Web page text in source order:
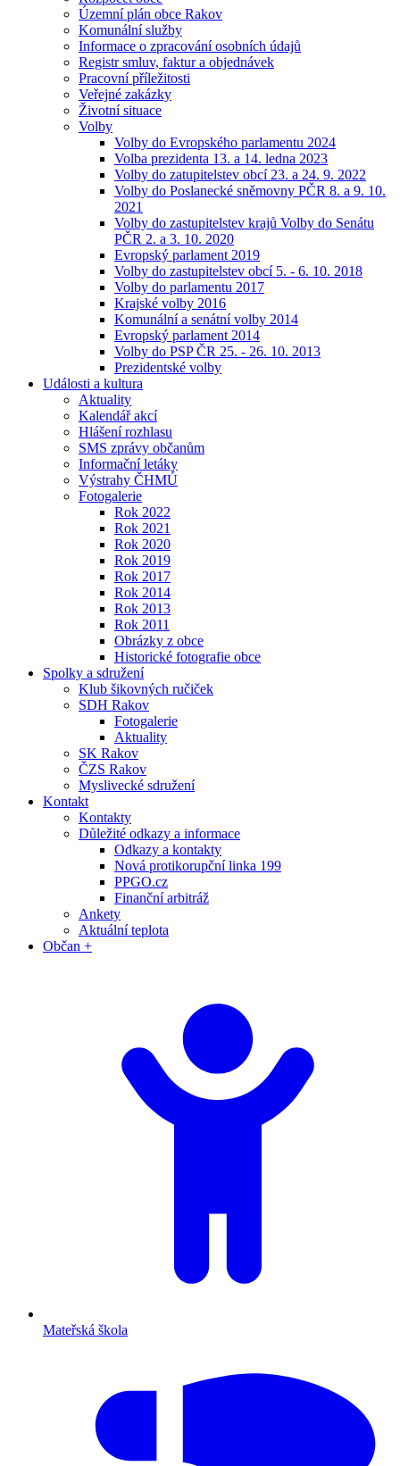
Územní plán obce Rakov
Komunální služby
Informace o zpracování osobních údajů
Registr smluv, faktur a objednávek
Pracovní příležitosti
Veřejné zakázky
Životní situace
Volby
Volby do Evropského parlamentu 2024
Volba prezidenta 13. a 14. ledna 2023
Volby do zatupitelstev obcí 23. a 24. 9. 2022
Volby do Poslanecké sněmovny PČR 8. a 9. 10.
2021
Volby do zastupitelstev krajů Volby do Senátu
PČR 2. a 3. 10. 2020
Evropský parlament 2019
Volby do zastupitelstev obcí 5. - 6. 10. 2018
Volby do parlamentu 2017
Krajské volby 2016
Komunální a senátní volby 2014
Evropský parlament 2014
Volby do PSP ČR 25. - 26. 10. 2013
Prezidentské volby
Události a kultura
Aktuality
Kalendář akcí
Hlášení rozhlasu
SMS zprávy občanům
Informační letáky
Výstrahy ČHMÚ
Fotogalerie
Rok 2022
Rok 2021
Rok 2020
Rok 2019
Rok 2017
Rok 2014
Rok 2013
Rok 2011
Obrázky z obce
Historické fotografie obce
Spolky a sdružení
Klub šikovných ručiček
SDH Rakov
Fotogalerie
Aktuality
SK Rakov
ČZS Rakov
Myslivecké sdružení
Kontakt
Kontakty
Důležité odkazy a informace
Odkazy a kontakty
Nová protikorupční linka 199
PPGO.cz
Finanční arbitráž
Ankety
Aktuální teplota
Občan +
Mateřská škola